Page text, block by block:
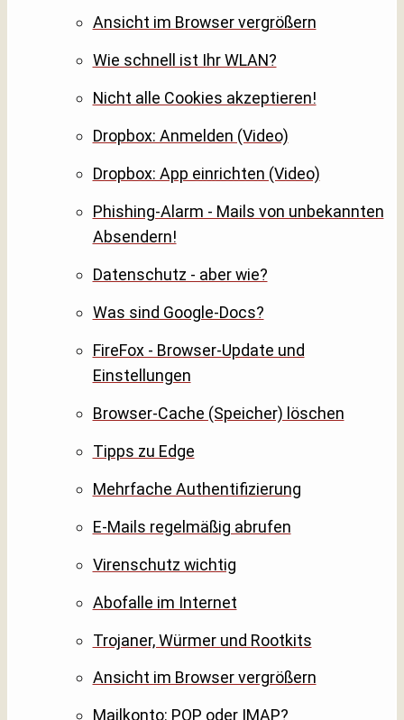
Ansicht im Browser vergrößern
Wie schnell ist Ihr WLAN?
Nicht alle Cookies akzeptieren!
Dropbox: Anmelden (Video)
Dropbox: App einrichten (Video)
Phishing-Alarm - Mails von unbekannten
Absendern!
Datenschutz - aber wie?
Was sind Google-Docs?
FireFox - Browser-Update und
Einstellungen
Browser-Cache (Speicher) löschen
Tipps zu Edge
Mehrfache Authentifizierung
E-Mails regelmäßig abrufen
Virenschutz wichtig
Abofalle im Internet
Trojaner, Würmer und Rootkits
Ansicht im Browser vergrößern
Mailkonto: POP oder IMAP?